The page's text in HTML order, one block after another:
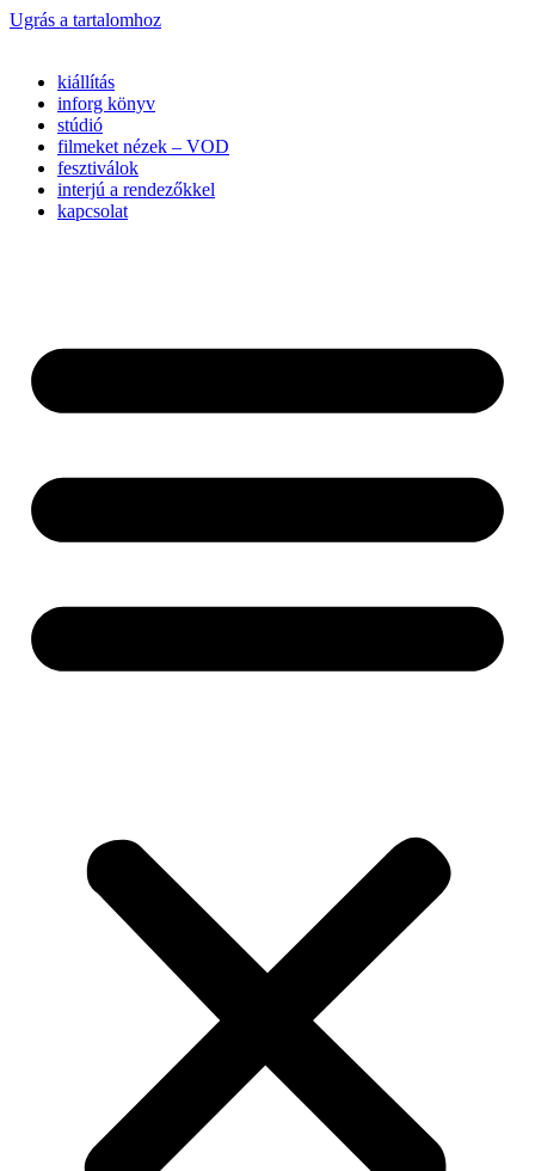
Ugrás a tartalomhoz
kiállítás
inforg könyv
stúdió
filmeket nézek – VOD
fesztiválok
interjú a rendezőkkel
kapcsolat